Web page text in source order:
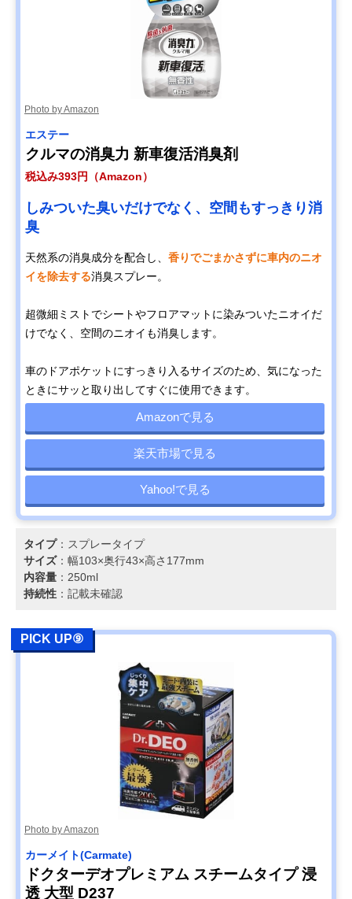
Photo by Amazon
エステー
クルマの消臭力 新車復活消臭剤
税込み393円（Amazon）
しみついた臭いだけでなく、空間もすっきり消
臭
天然系の消臭成分を配合し、 香りでごまかさずに車内のニオ
イを除去する消臭スプレー。
超微細ミストでシートやフロアマットに染みついたニオイだ
けでなく、空間のニオイも消臭します。
車のドアポケットにすっきり入るサイズのため、気になった
ときにサッと取り出してすぐに使用できます。
Amazonで見る
楽天市場で見る
Yahoo!で見る
タイプ：スプレータイプ
サイズ：幅103×奥行43×高さ177mm
内容量 ：250ml
持続性 ：記載未確認
PICK UP⑨
Photo by Amazon
カーメイト(Carmate)
ドクターデオプレミアム スチームタイプ 浸
透 大型 D237